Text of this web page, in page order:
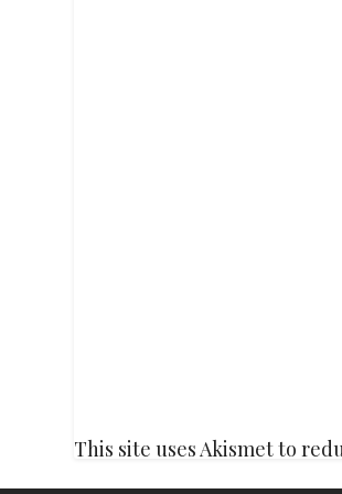
This site uses Akismet to